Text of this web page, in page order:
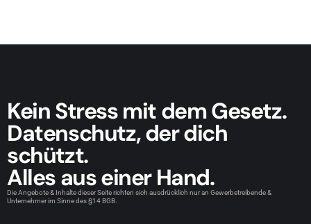
Kein Stress mit dem Gesetz.
Datenschutz, der dich
schützt.
Alles aus einer Hand.
Die Angebote & Inhalte dieser Seite richten sich ausdrücklich nur an Gewerbetreibende &
Unternehmer im Sinne des §14 BGB.